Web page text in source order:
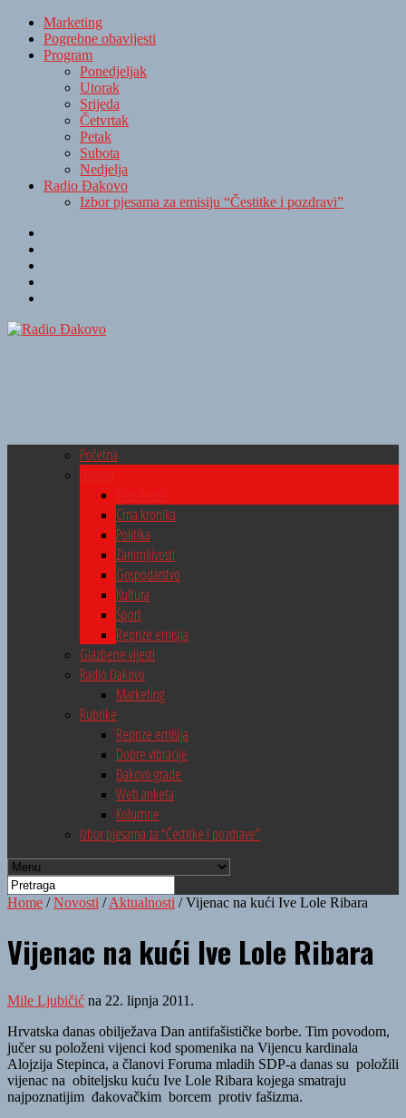
Marketing
Pogrebne obavijesti
Program
Ponedjeljak
Utorak
Srijeda
Četvrtak
Petak
Subota
Nedjelja
Radio Đakovo
Izbor pjesama za emisiju “Čestitke i pozdravi”
Početna
Crna kronika
Politika
Zanimljivosti
Gospodarstvo
Kultura
Šport
Reprize emisija
Glazbene vijesti
Radio Đakovo
Marketing
Rubrike
Reprize emisija
Dobre vibracije
Đakovo grade
Web anketa
Kolumne
Izbor pjesama za “Čestitke i pozdrave”
Home /Novosti /Aktualnosti /Vijenac na kući Ive Lole Ribara
Vijenac na kući Ive Lole Ribara
Mile Ljubičić na 22. lipnja 2011.
Hrvatska danas obilježava Dan antifašističke borbe. Tim povodom,
jučer su položeni vijenci kod spomenika na Vijencu kardinala
Alojzija Stepinca, a članovi Foruma mladih SDP-a danas su položili
vijenac na obiteljsku kuću Ive Lole Ribara kojega smatraju
najpoznatijim đakovačkim borcem protiv fašizma.